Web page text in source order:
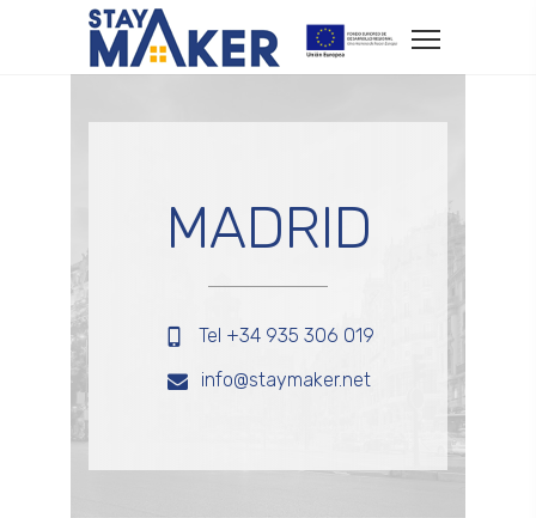
MADRID
Tel +34 935 306 019
info@staymaker.net